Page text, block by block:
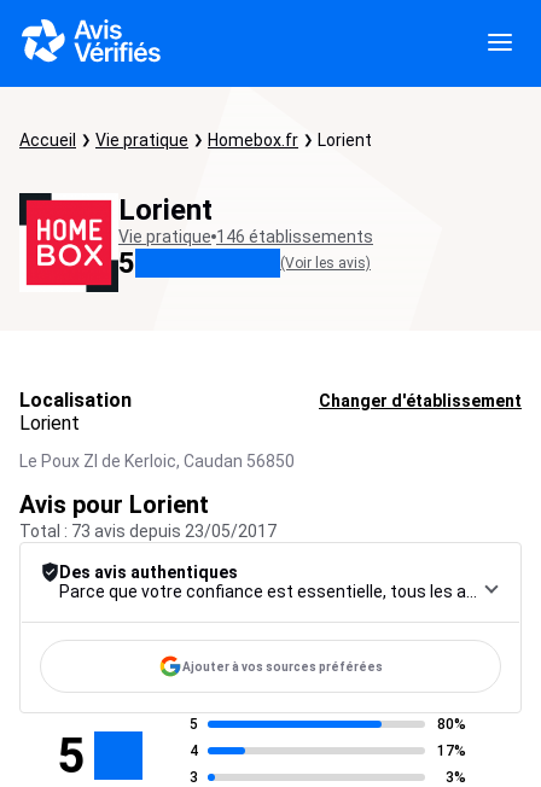
Accueil Vie pratique Homebox.fr Lorient
Lorient
Vie pratique 146 établissements
5 (Voir les avis)
Localisation Changer d'établissement
Lorient
Le Poux ZI de Kerloic, Caudan 56850
Avis pour Lorient
Total : 73 avis depuis 23/05/2017
Des avis authentiques
Ajouter à vos sources préférées
5
5
80%
4
17%
3
3%